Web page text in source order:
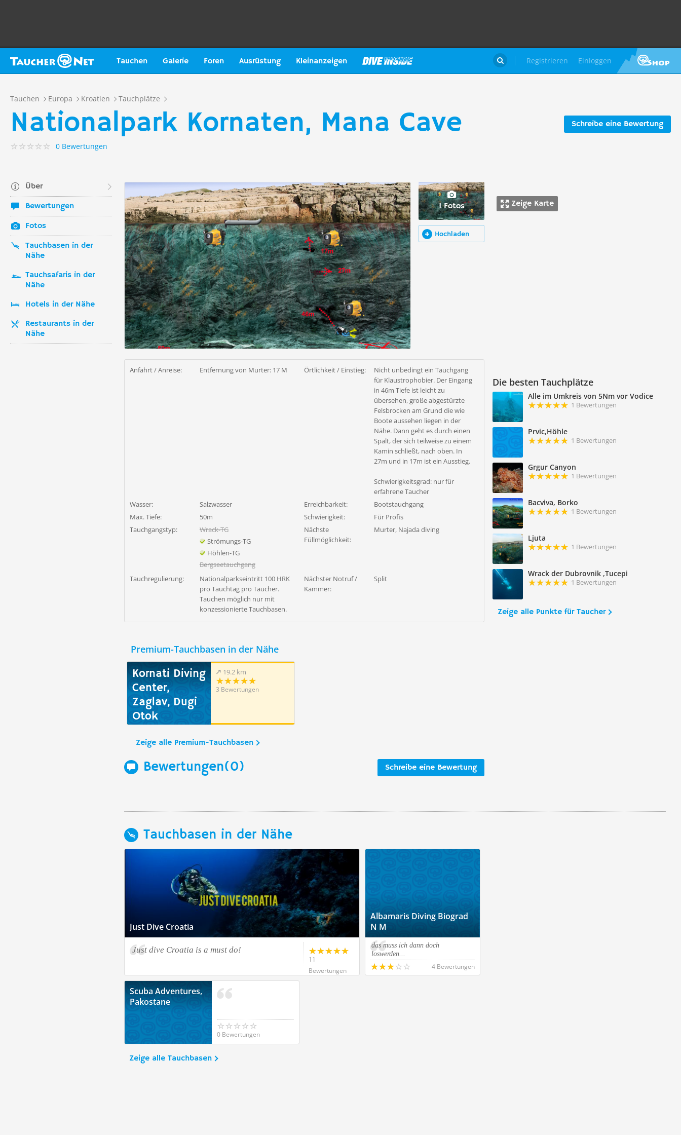
Tauchen Galerie Foren Ausrüstung Kleinanzeigen Registrieren Einloggen

Tauchen Europa Kroatien Tauchplätze
Schreibe eine Bewertung
Nationalpark Kornaten, Mana Cave
0 Bewertungen
Über
Bewertungen
Fotos
Tauchbasen in der
Nähe
Tauchsafaris in der
Nähe
Hotels in der Nähe
Restaurants in der
Nähe
Zeige Karte
Die besten Tauchplätze
Alle im Umkreis von 5Nm vor Vodice
1 Bewertungen
Prvic,Höhle
1 Bewertungen
Grgur Canyon
1 Bewertungen
Bacviva, Borko
1 Bewertungen
Ljuta
1 Bewertungen
Wrack der Dubrovnik ,Tucepi
1 Bewertungen
Zeige alle Punkte für Taucher
1 Fotos
Hochladen
Anfahrt / Anreise: Entfernung von Murter: 17 M Örtlichkeit / Einstieg:
Nicht unbedingt ein Tauchgang
für Klaustrophobier. Der Eingang
in 46m Tiefe ist leicht zu
übersehen, große abgestürzte
Felsbrocken am Grund die wie
Boote aussehen liegen in der
Nähe. Dann geht es durch einen
Spalt, der sich teilweise zu einem
Kamin schließt, nach oben. In
27m und in 17m ist ein Ausstieg.
Schwierigkeitsgrad: nur für
erfahrene Taucher
Wasser:
Salzwasser Erreichbarkeit:
Bootstauchgang
Max. Tiefe:
50m Schwierigkeit:
Für Profis
Tauchgangstyp:
Wrack-TG
Strömungs-TG
Höhlen-TG
Bergseetauchgang
Nächste
Füllmöglichkeit:
Murter, Najada diving
Tauchregulierung:
Nationalparkseintritt 100 HRK
pro Tauchtag pro Taucher.
Tauchen möglich nur mit
konzessionierte Tauchbasen.
Nächster Notruf /
Kammer:
Split
Premium-Tauchbasen in der Nähe
Kornati Diving
Center,
Zaglav, Dugi
Otok
19.2 km
3 Bewertungen
Zeige alle Premium-Tauchbasen
Schreibe eine Bewertung
Bewertungen(0)
Tauchbasen in der Nähe
Just Dive Croatia
Just dive Croatia is a must do!
11
Bewertungen
Albamaris Diving Biograd
N M
das muss ich dann doch
loswerden...
4 Bewertungen
Scuba Adventures,
Pakostane
0 Bewertungen
Zeige alle Tauchbasen